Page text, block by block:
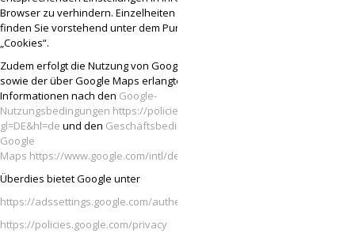
Browser zu verhindern. Einzelheiten hierzu
finden Sie vorstehend unter dem Punkt
„Cookies“.
Zudem erfolgt die Nutzung von Google Maps
sowie der über Google Maps erlangten
Informationen nach den Google-
Nutzungsbedingungen https://policies.google.com/terms?
gl=DE&hl=de und den Geschäftsbedingungen für
Google
Maps https://www.google.com/intl/de_de/help/terms_maps.html
Überdies bietet Google unter
https://adssettings.google.com/authenticated
https://policies.google.com/privacy